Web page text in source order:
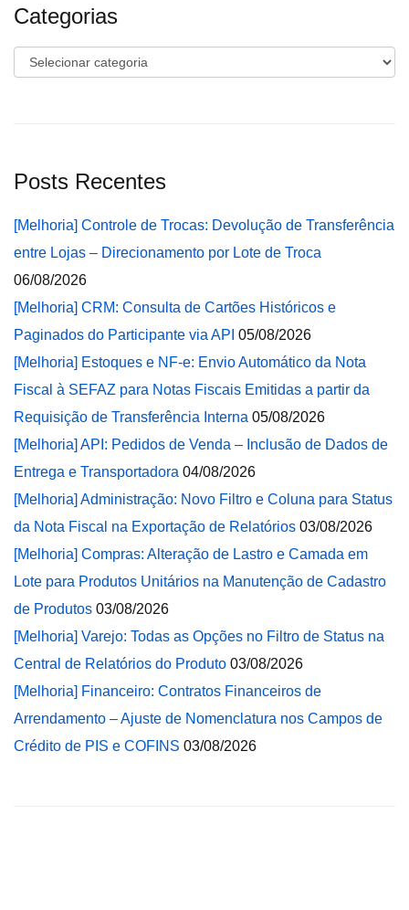
Categorias
Categorias
Posts Recentes
[Melhoria] Controle de Trocas: Devolução de Transferência
entre Lojas – Direcionamento por Lote de Troca
06/08/2026
[Melhoria] CRM: Consulta de Cartões Históricos e
Paginados do Participante via API 05/08/2026
[Melhoria] Estoques e NF-e: Envio Automático da Nota
Fiscal à SEFAZ para Notas Fiscais Emitidas a partir da
Requisição de Transferência Interna 05/08/2026
[Melhoria] API: Pedidos de Venda – Inclusão de Dados de
Entrega e Transportadora 04/08/2026
[Melhoria] Administração: Novo Filtro e Coluna para Status
da Nota Fiscal na Exportação de Relatórios 03/08/2026
[Melhoria] Compras: Alteração de Lastro e Camada em
Lote para Produtos Unitários na Manutenção de Cadastro
de Produtos 03/08/2026
[Melhoria] Varejo: Todas as Opções no Filtro de Status na
Central de Relatórios do Produto 03/08/2026
[Melhoria] Financeiro: Contratos Financeiros de
Arrendamento – Ajuste de Nomenclatura nos Campos de
Crédito de PIS e COFINS 03/08/2026